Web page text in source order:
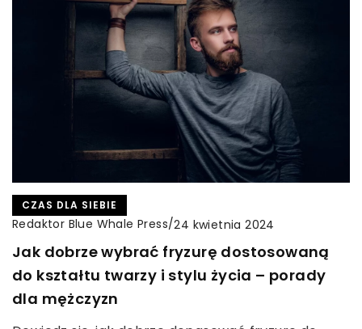
CZAS DLA SIEBIE
Redaktor Blue Whale Press/24 kwietnia 2024
Jak dobrze wybrać fryzurę dostosowaną
do kształtu twarzy i stylu życia – porady
dla mężczyzn